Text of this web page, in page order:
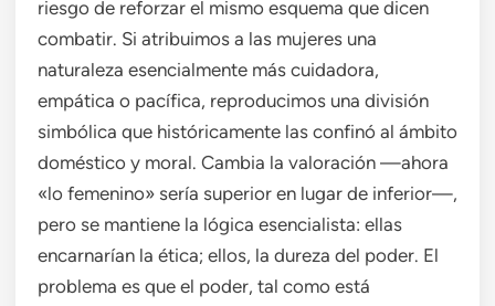
riesgo de reforzar el mismo esquema que dicen
combatir. Si atribuimos a las mujeres una
naturaleza esencialmente más cuidadora,
empática o pacífica, reproducimos una división
simbólica que históricamente las confinó al ámbito
doméstico y moral. Cambia la valoración —ahora
«lo femenino» sería superior en lugar de inferior—,
pero se mantiene la lógica esencialista: ellas
encarnarían la ética; ellos, la dureza del poder. El
problema es que el poder, tal como está